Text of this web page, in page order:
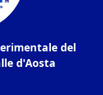
del
d'Aosta